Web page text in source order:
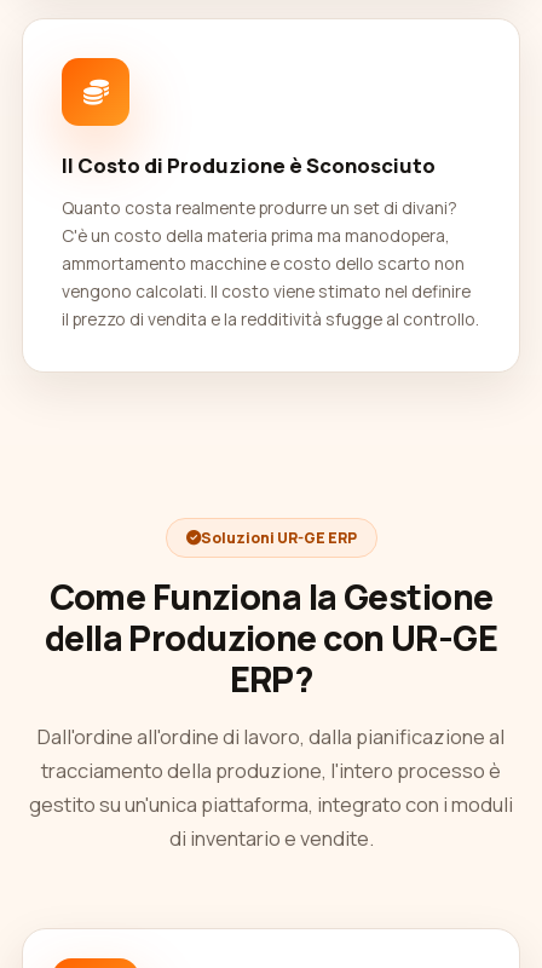
Il Costo di Produzione è Sconosciuto
Quanto costa realmente produrre un set di divani?
C'è un costo della materia prima ma manodopera,
ammortamento macchine e costo dello scarto non
vengono calcolati. Il costo viene stimato nel definire
il prezzo di vendita e la redditività sfugge al controllo.
Soluzioni UR-GE ERP
Come Funziona la Gestione
della Produzione con UR-GE
ERP?
Dall'ordine all'ordine di lavoro, dalla pianificazione al
tracciamento della produzione, l'intero processo è
gestito su un'unica piattaforma, integrato con i moduli
di inventario e vendite.